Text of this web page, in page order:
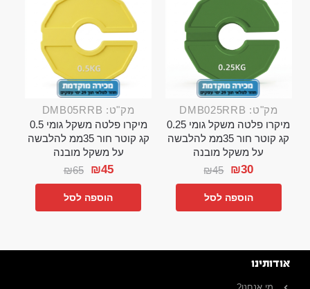
מק"ט: DMB025RRB
מיקרו פלטה משקל גומי 0.25
קג קוטר חור 35ממ להלבשה
על משקל מובנה
₪45 ₪30
הוספה לסל
מק"ט: DMB05RRB
מיקרו פלטה משקל גומי 0.5
קג קוטר חור 35ממ להלבשה
על משקל מובנה
₪65 ₪45
הוספה לסל
אודותינו